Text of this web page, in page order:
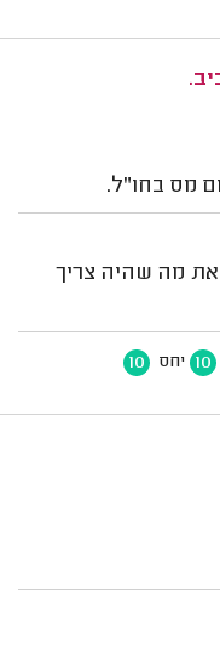
מס בחו"ל.
מה שהיה צריך
10 יחס 10